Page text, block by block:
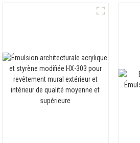
revêtement imperméable